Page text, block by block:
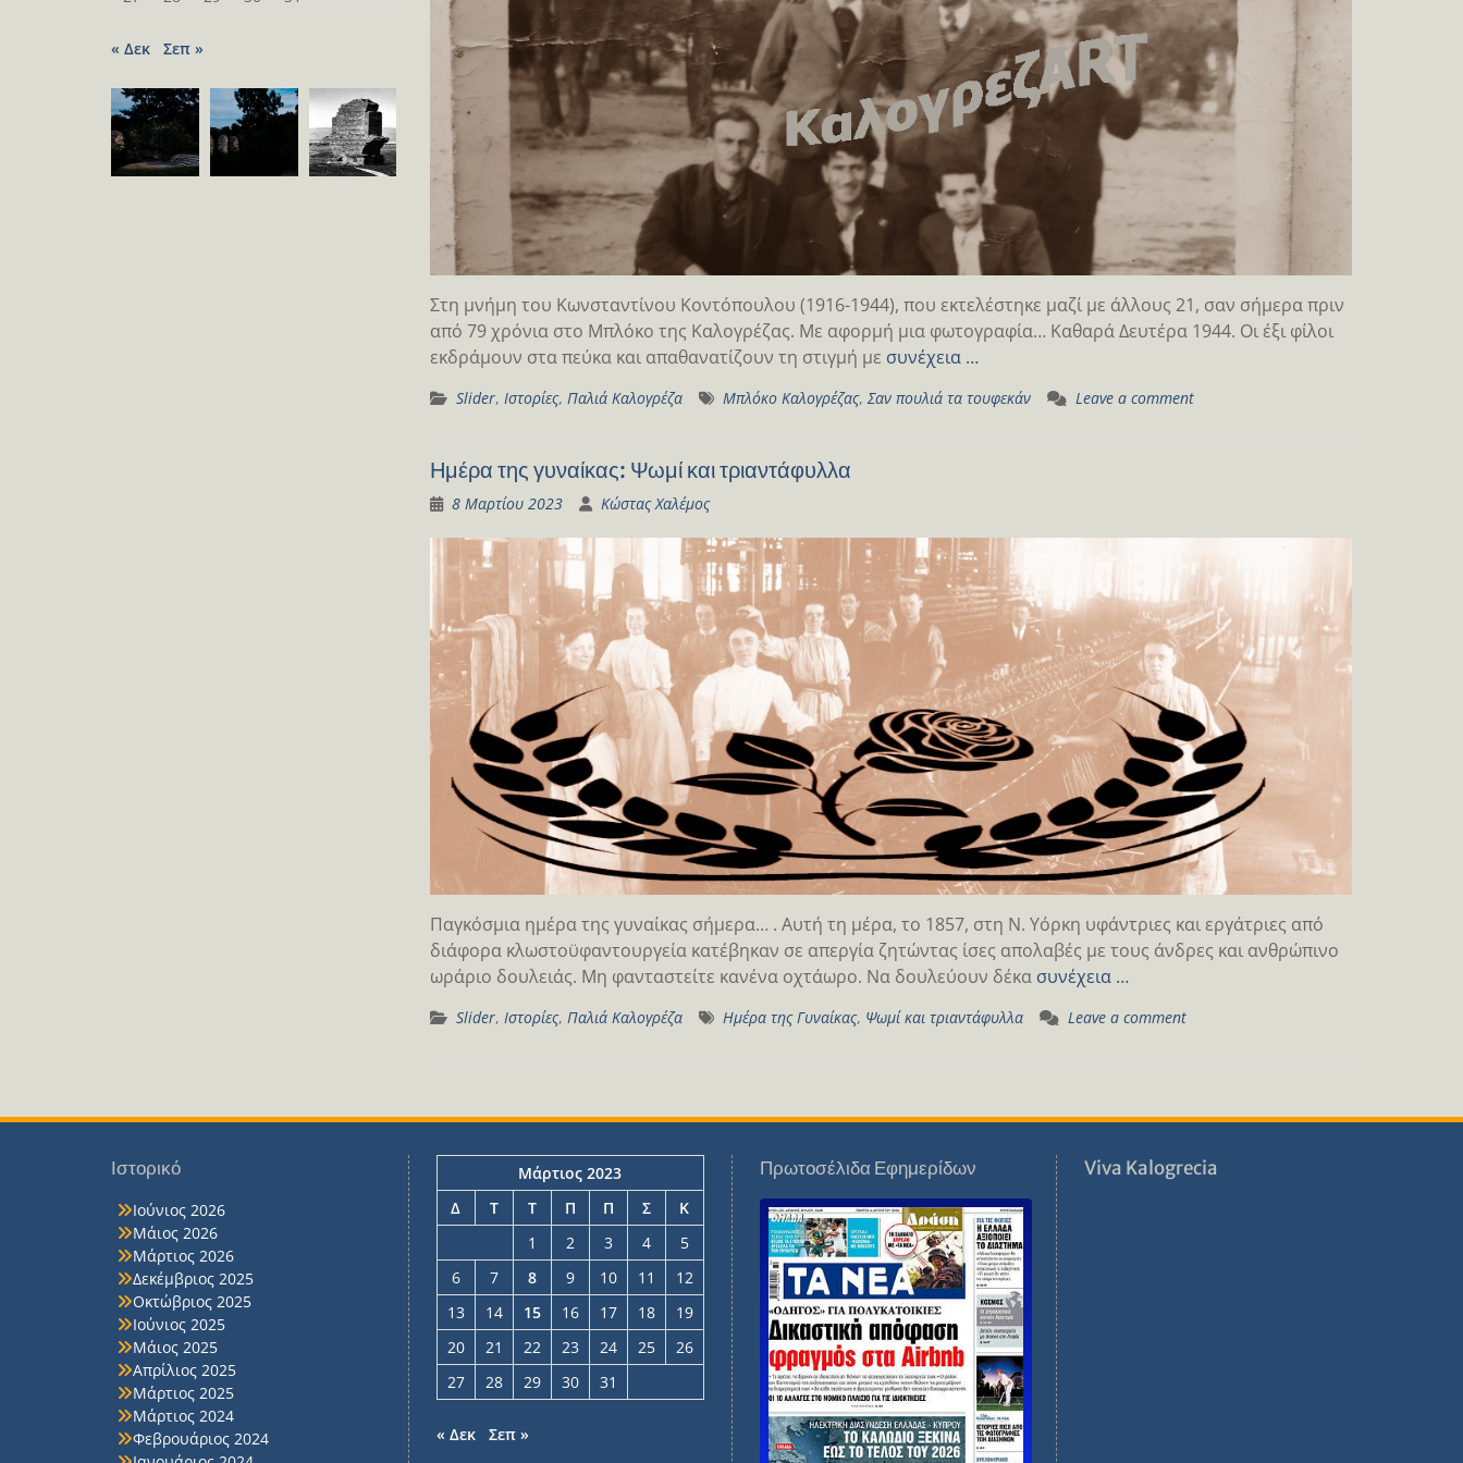
Στη μνήμη του Κωνσταντίνου Κοντόπουλου (1916-1944), που εκτελέστηκε μαζί με άλλους 21, σαν σήμερα πριν
από 79 χρόνια στο Μπλόκο της Καλογρέζας. Με αφορμή μια φωτογραφία… Καθαρά Δευτέρα 1944. Οι έξι φίλοι
εκδράμουν στα πεύκα και απαθανατίζουν τη στιγμή με συνέχεια …
Slider, Ιστορίες, Παλιά Καλογρέζα Μπλόκο Καλογρέζας, Σαν πουλιά τα τουφεκάν Leave a comment
Ημέρα της γυναίκας: Ψωμί και τριαντάφυλλα
8 Μαρτίου 2023 Κώστας Χαλέμος
Παγκόσμια ημέρα της γυναίκας σήμερα… . Αυτή τη μέρα, το 1857, στη Ν. Υόρκη υφάντριες και εργάτριες από
διάφορα κλωστοϋφαντουργεία κατέβηκαν σε απεργία ζητώντας ίσες απολαβές με τους άνδρες και ανθρώπινο
ωράριο δουλειάς. Μη φανταστείτε κανένα οχτάωρο. Να δουλεύουν δέκα συνέχεια …
Slider, Ιστορίες, Παλιά Καλογρέζα Hμέρα της Γυναίκας, Ψωμί και τριαντάφυλλα Leave a comment
« Δεκ Σεπ »
Ιστορικό
Ιούνιος 2026
Μάιος 2026
Μάρτιος 2026
Δεκέμβριος 2025
Οκτώβριος 2025
Ιούνιος 2025
Μάιος 2025
Απρίλιος 2025
Μάρτιος 2025
Μάρτιος 2024
Φεβρουάριος 2024
Μάρτιος 2023
Δ
Τ Τ Π Π Σ
Κ
1
2 3 4
5
6
7 8 9 10 11
12
13
14 15 16 17 18
19
20
21 22 23 24 25
26
27
28 29 30 31
« Δεκ Σεπ »
Πρωτοσέλιδα Εφημερίδων Viva Kalogrecia